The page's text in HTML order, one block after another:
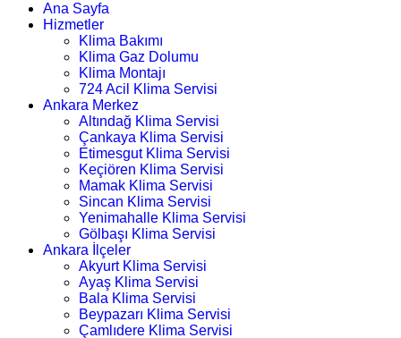
Ana Sayfa
Hizmetler
Klima Bakımı
Klima Gaz Dolumu
Klima Montajı
724 Acil Klima Servisi
Ankara Merkez
Altındağ Klima Servisi
Çankaya Klima Servisi
Etimesgut Klima Servisi
Keçiören Klima Servisi
Mamak Klima Servisi
Sincan Klima Servisi
Yenimahalle Klima Servisi
Gölbaşı Klima Servisi
Ankara İlçeler
Akyurt Klima Servisi
Ayaş Klima Servisi
Bala Klima Servisi
Beypazarı Klima Servisi
Çamlıdere Klima Servisi